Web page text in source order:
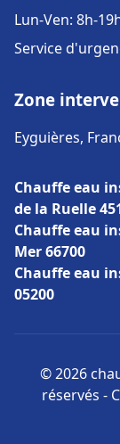
Lun-Ven: 8h-
Service
Zone
Eyguières,
Chauffe eau
de la Ruelle
Chauffe eau
Mer 66700
Chauffe eau
05200
© 2026
réservés -